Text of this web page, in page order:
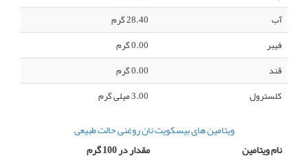
آب
28.40 گرم
فیبر
0.00 گرم
قند
0.00 گرم
کلسترول
3.00 میلی گرم
ویتامین های بیسکویت نان روغنی حالت طبیعی
نام ویتامین
مقدار در 100 گرم